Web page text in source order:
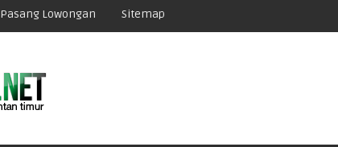
Pasang Lowongan Sitemap